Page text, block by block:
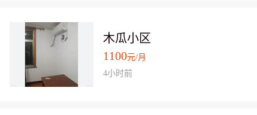
木瓜小区
1100元/月
4小时前